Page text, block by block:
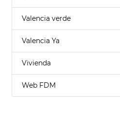
Valencia verde
Valencia Ya
Vivienda
Web FDM